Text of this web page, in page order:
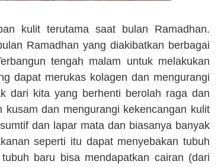
kulit terutama saat bulan Ramadhan.
Ramadhan yang diakibatkan berbagai
tengah malam untuk melakukan
dapat merukas kolagen dan mengurangi
dari kita yang berhenti berolah raga dan
dan mengurangi kekencangan kulit
dan lapar mata dan biasanya banyak
seperti itu dapat menyebakan tubuh
tubuh baru bisa mendapatkan cairan (dari